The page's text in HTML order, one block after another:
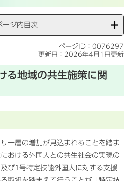
ージ内目次
ページID：0076297
更新日：2026年4月1日更新
る地域の共生施策に関
一層の増加が見込まれることを踏ま
おける外国人との共生社会の実現の
び1号特定技能外国人に対する支援